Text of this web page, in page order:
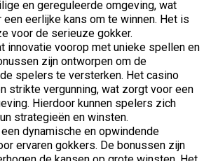
en gereguleerde omgeving, wat
eerlijke kans om te winnen. Het is
voor de serieuze gokker.
innovatie voorop met unieke spellen en
zijn ontworpen om de
spelers te versterken. Het casino
strikte vergunning, wat zorgt voor een
Hierdoor kunnen spelers zich
strategieën en winsten.
dynamische en opwindende
ervaren gokkers. De bonussen zijn